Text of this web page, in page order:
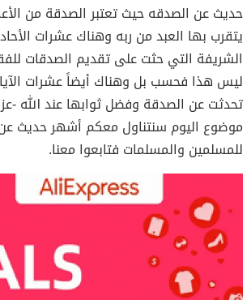
حديث عن الصدقه حيث تعتبر الصدقة من
يتقرب بها العبد من ربه وهناك عشرات
الشريفة التي حثت على تقديم الصدقات
ليس هذا فحسب بل وهناك أيضاً عشرات
تحدثت عن الصدقة وفضل ثوابها عند الله -
موضوع اليوم سنتناول معكم أشهر حديث
للمسلمين والمسلمات فتابعوا معنا.